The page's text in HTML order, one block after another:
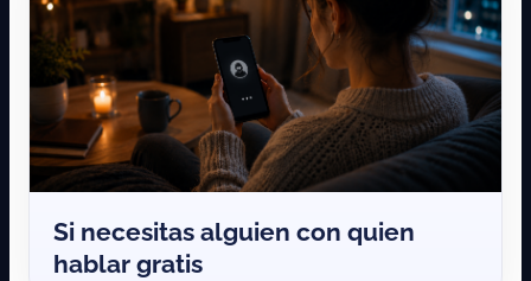
Si necesitas alguien con quien
hablar gratis